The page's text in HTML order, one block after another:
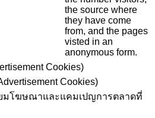
the source where
they have come
from, and the pages
visted in an
anonymous form.
Cookies)
Cookies)
มโฆษณาและแคมเปญการตลาดที่